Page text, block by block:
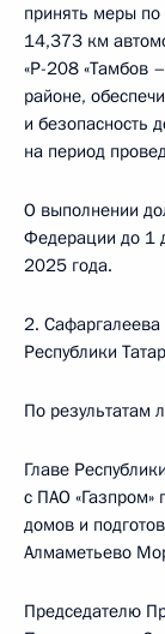
принять меры
14,373 км
«Р-208 «Тамбов
районе,
и безопасность
на период
О выполнении
Федерации до 1
2025 года.
2. Сафаргалеева
Республики
По результатам
Главе
с ПАО
домов и
Алмаметьево
Председателю